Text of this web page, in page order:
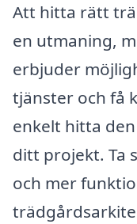
Att hitta rätt
en utmaning,
erbjuder
tjänster och få
enkelt hitta
ditt projekt. Ta
och mer